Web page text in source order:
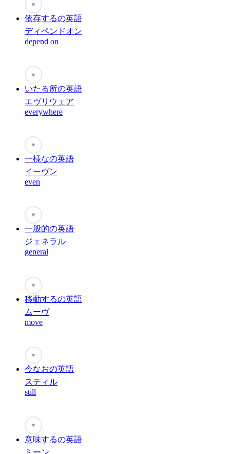
♥
依存するの英語
ディペンドオン
depend on
♥
いたる所の英語
エヴリウェア
everywhere
♥
一様なの英語
イーヴン
even
♥
一般的の英語
ジェネラル
general
♥
移動するの英語
ムーヴ
move
♥
今なおの英語
スティル
still
♥
意味するの英語
ミーン